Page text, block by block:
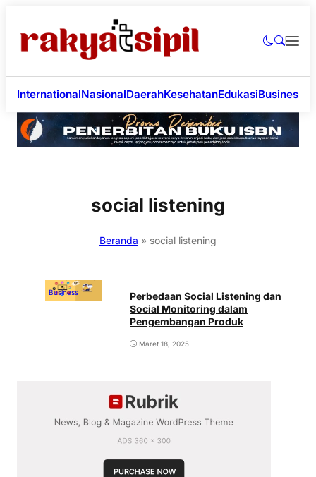
InternationalNasionalDaerahKesehatanEdukasiBusiness
social listening
Beranda » social listening
Business
Perbedaan Social Listening dan
Social Monitoring dalam
Pengembangan Produk
Maret 18, 2025